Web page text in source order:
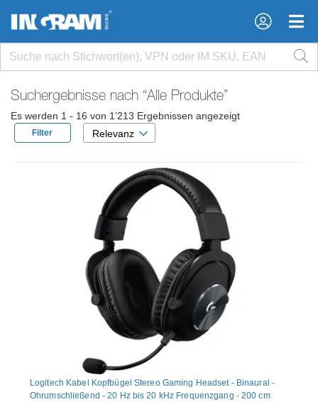
×
×
Suchergebnisse nach “Alle Produkte”
Es werden 1 - 16 von 1’213 Ergebnissen angezeigt
Filter Relevanz
Logitech Kabel Kopfbügel Stereo Gaming Headset - Binaural -
Ohrumschließend - 20 Hz bis 20 kHz Frequenzgang - 200 cm